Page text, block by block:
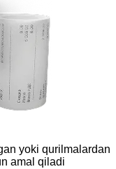
yoki qurilmalardan
amal qiladi